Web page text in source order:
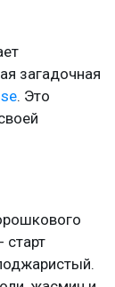
загадочная
. Это